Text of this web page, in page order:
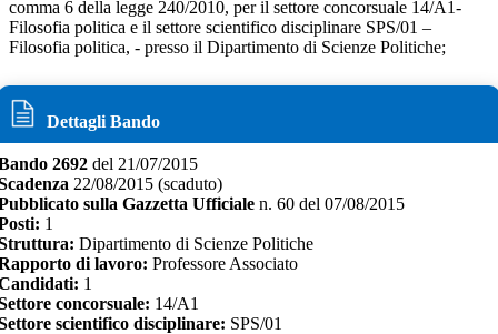
comma 6 della legge 240/2010, per il settore concorsuale 14/A1-
Filosofia politica e il settore scientifico disciplinare SPS/01 –
Filosofia politica, - presso il Dipartimento di Scienze Politiche;
Dettagli Bando
2692 del 21/07/2015
22/08/2015 (scaduto)
sulla Gazzetta Ufficiale n. 60 del 07/08/2015
1
Dipartimento di Scienze Politiche
di lavoro: Professore Associato
1
concorsuale: 14/A1
scientifico disciplinare: SPS/01